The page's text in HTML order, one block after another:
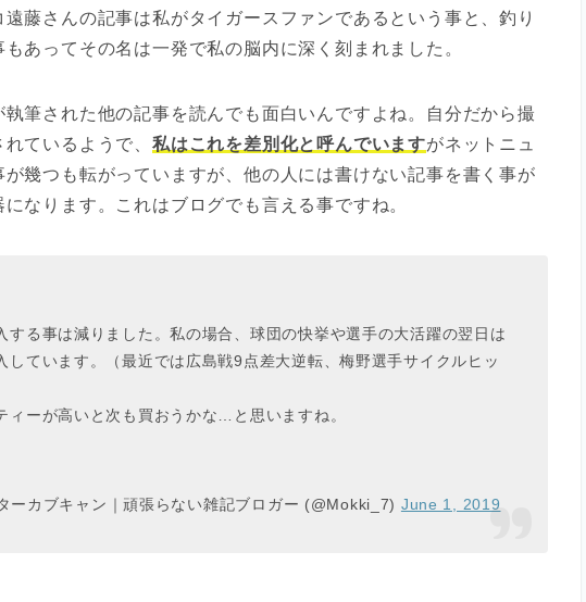
藤さんの記事は私がタイガースファンであるという事と、釣り
あってその名は一発で私の脳内に深く刻まれました。
筆された他の記事を読んでも面白いんですよね。自分だから撮
ているようで、 私はこれを差別化と呼んでいますがネットニュ
幾つも転がっていますが、他の人には書けない記事を書く事が
なります。これはブログでも言える事ですね。
する事は減りました。私の場合、球団の快挙や選手の大活躍の翌日は
しています。（最近では広島戦9点差大逆転、梅野選手サイクルヒッ
ィーが高いと次も買おうかな…と思いますね。
カブキャン｜頑張らない雑記ブロガー (@Mokki_7) June 1, 2019